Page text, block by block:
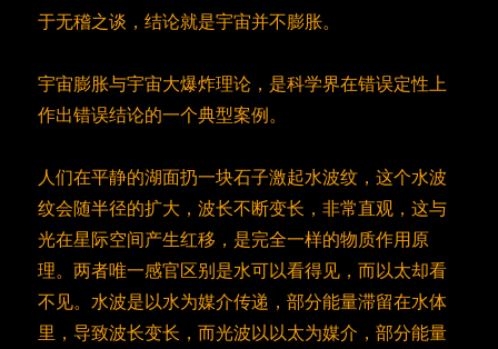
于无稽之谈，结论就是宇宙并不膨胀。
宇宙膨胀与宇宙大爆炸理论，是科学界在错误定性上
作出错误结论的一个典型案例。
人们在平静的湖面扔一块石子激起水波纹，这个水波
纹会随半径的扩大，波长不断变长，非常直观，这与
光在星际空间产生红移，是完全一样的物质作用原
理。两者唯一感官区别是水可以看得见，而以太却看
不见。水波是以水为媒介传递，部分能量滞留在水体
里，导致波长变长，而光波以以太为媒介，部分能量